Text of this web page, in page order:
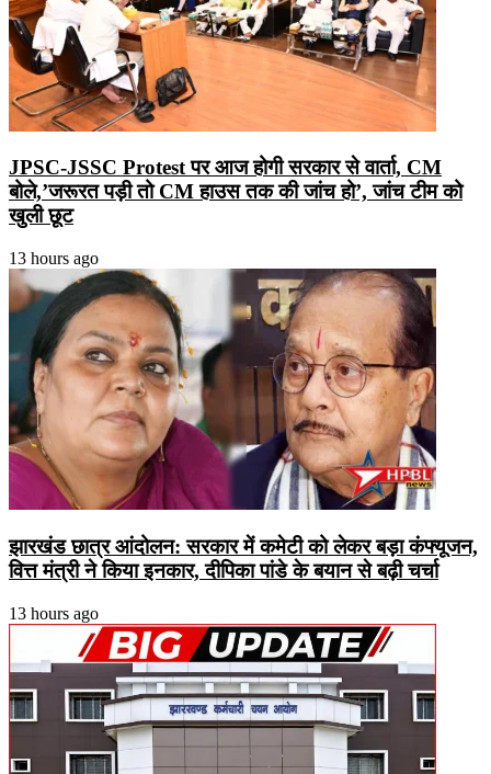
JPSC-JSSC Protest पर आज होगी सरकार से वार्ता, CM
बोले,’जरूरत पड़ी तो CM हाउस तक की जांच हो’, जांच टीम को
खुली छूट
13 hours ago
झारखंड छात्र आंदोलन: सरकार में कमेटी को लेकर बड़ा कंफ्यूजन,
वित्त मंत्री ने किया इनकार, दीपिका पांडे के बयान से बढ़ी चर्चा
13 hours ago